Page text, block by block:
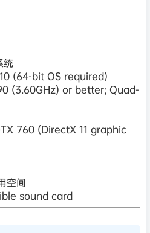
统
(64-bit OS required)
(3.60GHz) or better; Quad-
760 (DirectX 11 graphic
空间
sound card